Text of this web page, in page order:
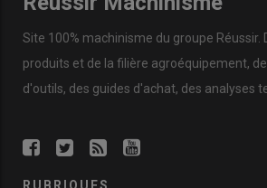
19/12/2025 0,5970
26/12/2025 0,5799
02/01/2026 0,6723
Site 100% machinisme du groupe Réussir.
produits et de la filière agroéquipement,
d'outils, des guides d'achat, des analyses
RUBRIQUES